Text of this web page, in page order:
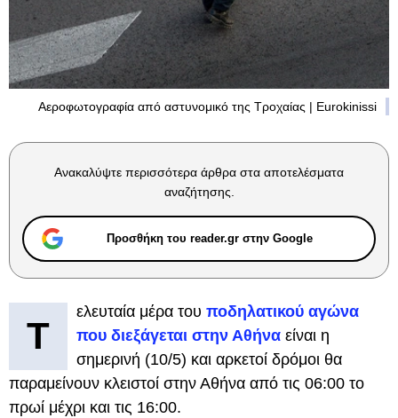
Αεροφωτογραφία από αστυνομικό της Τροχαίας | Eurokinissi
Ανακαλύψτε περισσότερα άρθρα στα αποτελέσματα
αναζήτησης.
Προσθήκη του reader.gr στην Google
Τ
ελευταία μέρα του ποδηλατικού αγώνα
που διεξάγεται στην Αθήνα είναι η
σημερινή (10/5) και αρκετοί δρόμοι θα
παραμείνουν κλειστοί στην Αθήνα από τις 06:00 το
πρωί μέχρι και τις 16:00.